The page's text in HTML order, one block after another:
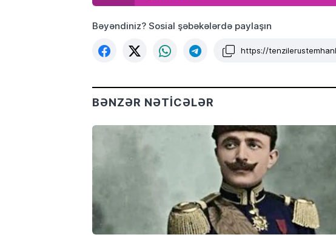
Bəyəndiniz? Sosial şəbəkələrdə paylaşın
https://
BƏNZƏR NƏTICƏLƏR